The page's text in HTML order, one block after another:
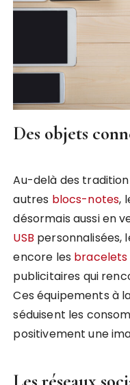
Des objets
Au-delà des
autres blocs-notes,
désormais aussi en
USB personnalisées,
encore les bracelets
publicitaires qui
Ces équipements à
séduisent les
positivement une